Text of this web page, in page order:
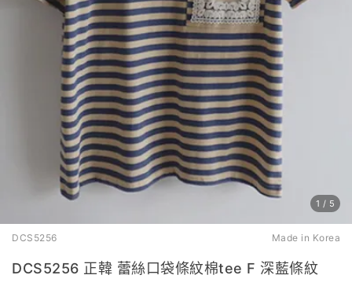
1 / 5
DCS5256 Made in Korea
DCS5256 正韓 蕾絲口袋條紋棉tee F 深藍條紋